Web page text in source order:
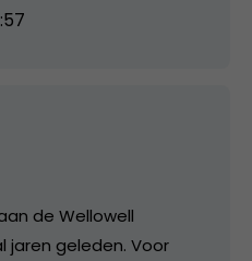
de Wellowell
jaren geleden. Voor